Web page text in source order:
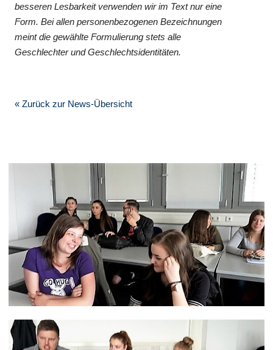
besseren Lesbarkeit verwenden wir im Text nur eine
Form. Bei allen personenbezogenen Bezeichnungen
meint die gewählte Formulierung stets alle
Geschlechter und Geschlechtsidentitäten.
« Zurück zur News-Übersicht